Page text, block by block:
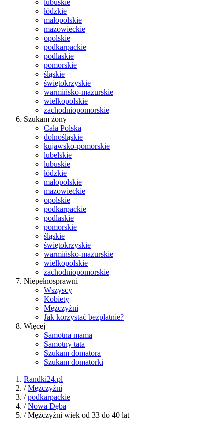
lubuskie
łódzkie
małopolskie
mazowieckie
opolskie
podkarpackie
podlaskie
pomorskie
śląskie
świętokrzyskie
warmińsko-mazurskie
wielkopolskie
zachodniopomorskie
Szukam żony
Cała Polska
dolnośląskie
kujawsko-pomorskie
lubelskie
lubuskie
łódzkie
małopolskie
mazowieckie
opolskie
podkarpackie
podlaskie
pomorskie
śląskie
świętokrzyskie
warmińsko-mazurskie
wielkopolskie
zachodniopomorskie
Niepełnosprawni
Wszyscy
Kobiety
Mężczyźni
Jak korzystać bezpłatnie?
Więcej
Samotna mama
Samotny tata
Szukam domatora
Szukam domatorki
Randki24.pl
/Mężczyźni
/podkarpackie
/Nowa Dęba
/ Mężczyźni wiek od 33 do 40 lat